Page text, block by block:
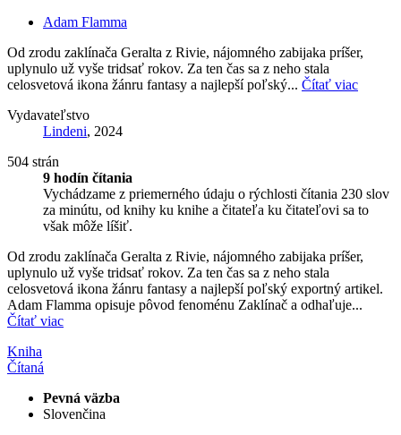
Adam Flamma
Od zrodu zaklínača Geralta z Rivie, nájomného zabijaka príšer,
uplynulo už vyše tridsať rokov. Za ten čas sa z neho stala
celosvetová ikona žánru fantasy a najlepší poľský... Čítať viac
Vydavateľstvo
Lindeni, 2024
504 strán
9 hodín čítania
Vychádzame z priemerného údaju o rýchlosti čítania 230 slov
za minútu, od knihy ku knihe a čitateľa ku čitateľovi sa to
však môže líšiť.
Od zrodu zaklínača Geralta z Rivie, nájomného zabijaka príšer,
uplynulo už vyše tridsať rokov. Za ten čas sa z neho stala
celosvetová ikona žánru fantasy a najlepší poľský exportný artikel.
Adam Flamma opisuje pôvod fenoménu Zaklínač a odhaľuje...
Čítať viac
Kniha
Čítaná
Pevná väzba
Slovenčina